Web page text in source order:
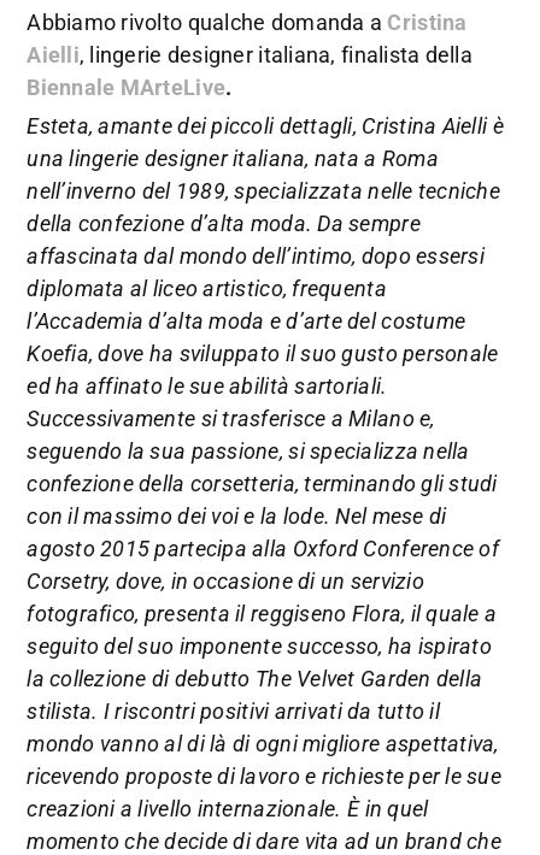
Abbiamo rivolto qualche domanda a Cristina
Aielli, lingerie designer italiana, finalista della
Biennale MArteLive.
Esteta, amante dei piccoli dettagli, Cristina Aielli è
una lingerie designer italiana, nata a Roma
nell’inverno del 1989, specializzata nelle tecniche
della confezione d’alta moda. Da sempre
affascinata dal mondo dell’intimo, dopo essersi
diplomata al liceo artistico, frequenta
l’Accademia d’alta moda e d’arte del costume
Koefia, dove ha sviluppato il suo gusto personale
ed ha affinato le sue abilità sartoriali.
Successivamente si trasferisce a Milano e,
seguendo la sua passione, si specializza nella
confezione della corsetteria, terminando gli studi
con il massimo dei voi e la lode.Nel mese di
agosto 2015 partecipa alla Oxford Conference of
Corsetry, dove, in occasione di un servizio
fotografico, presenta il reggiseno Flora, il quale a
seguito del suo imponente successo, ha ispirato
la collezione di debutto The Velvet Garden della
stilista. I riscontri positivi arrivati da tutto il
mondo vanno al di là di ogni migliore aspettativa,
ricevendo proposte di lavoro e richieste per le sue
creazioni a livello internazionale. È in quel
momento che decide di dare vita ad un brand che